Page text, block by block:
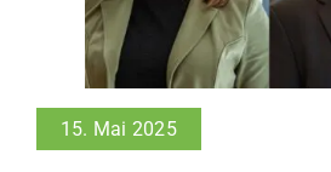
15. Mai 2025